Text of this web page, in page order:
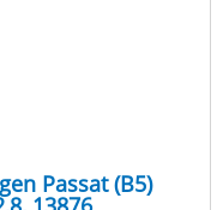
Passat (B5)